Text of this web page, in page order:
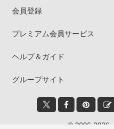
会員登録
プレミアム会員サービス
ヘルプ＆ガイド
グループサイト
© 2006-2026